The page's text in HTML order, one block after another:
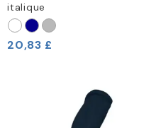
italique
20,83 £